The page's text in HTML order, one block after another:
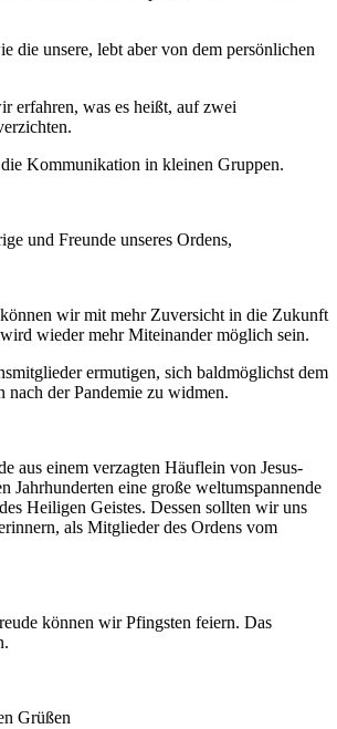
die unsere, lebt aber von dem persönlichen
erfahren, was es heißt, auf zwei
Kommunikation in kleinen Gruppen.
und Freunde unseres Ordens,
wir mit mehr Zuversicht in die Zukunft
wieder mehr Miteinander möglich sein.
ermutigen, sich baldmöglichst dem
nach der Pandemie zu widmen.
aus einem verzagten Häuflein von Jesus-
Jahrhunderten eine große weltumspannende
Heiligen Geistes. Dessen sollten wir uns
als Mitglieder des Ordens vom
können wir Pfingsten feiern. Das
Grüßen